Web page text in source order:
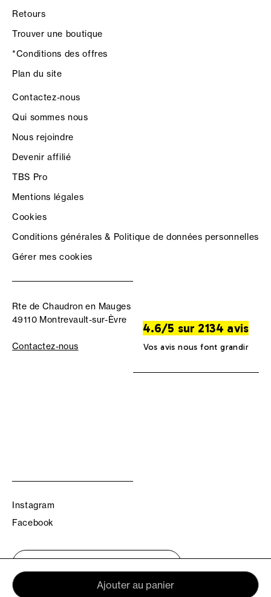
Ajouter au panier
Retours
Trouver une boutique
*Conditions des offres
Plan du site
Contactez-nous
Qui sommes nous
Nous rejoindre
Devenir affilié
TBS Pro
Mentions légales
Cookies
Conditions générales & Politique de données personnelles
Gérer mes cookies
Rte de Chaudron en Mauges
49110 Montrevault-sur-Èvre
Contactez-nous
4.6/5 sur 2134 avis
Vos avis nous font grandir
Instagram
Facebook